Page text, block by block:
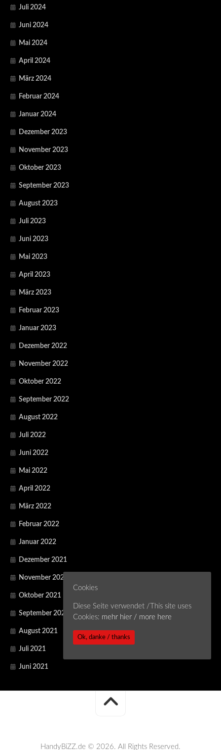
Juli 2024
Juni 2024
Mai 2024
April 2024
März 2024
Februar 2024
Januar 2024
Dezember 2023
November 2023
Oktober 2023
September 2023
August 2023
Juli 2023
Juni 2023
Mai 2023
April 2023
März 2023
Februar 2023
Januar 2023
Dezember 2022
November 2022
Oktober 2022
September 2022
August 2022
Juli 2022
Juni 2022
Mai 2022
April 2022
März 2022
Februar 2022
Januar 2022
Dezember 2021
November 2021
Oktober 2021
September 2021
August 2021
Juli 2021
Juni 2021
HandyBiZZ.de © 2026. All Rights Reserved.
Cookies
Diese Seite verwendet /This site uses
Cookies: mehr hier / more here
Ok, danke / thanks